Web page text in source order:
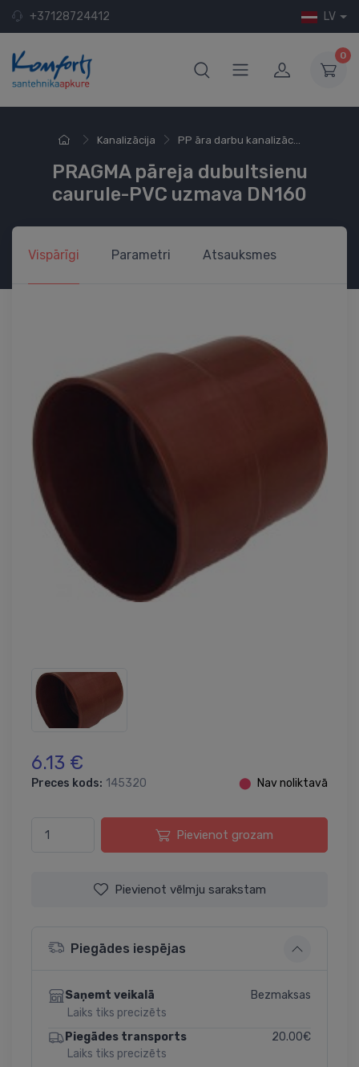
+37128724412 LV
0
Kanalizācija PP āra darbu kanalizāc...
PRAGMA pāreja dubultsienu
caurule-PVC uzmava DN160
Vispārīgi Parametri Atsauksmes
6.13 €
Preces kods: 145320 ⬤ Nav noliktavā
Pievienot grozam
Pievienot vēlmju sarakstam
Piegādes iespējas
Saņemt veikalā
Laiks tiks precizēts
Bezmaksas
Piegādes transports
Laiks tiks precizēts
20.00€